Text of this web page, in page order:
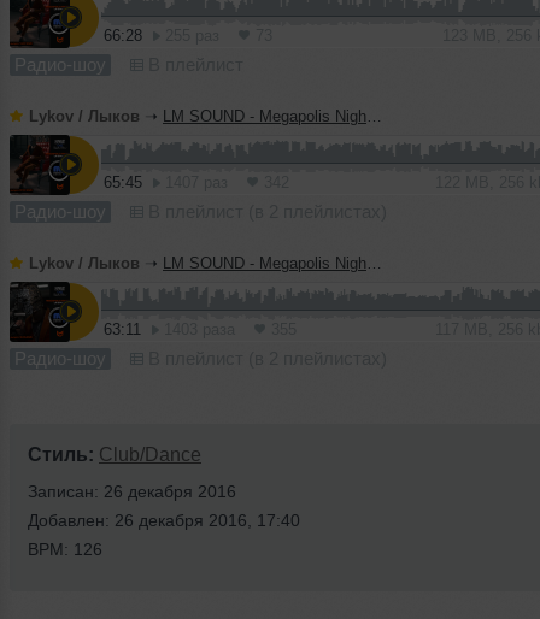
66:28
Радио-шоу
Lykov / Лыков ➝ LM SOUND - Megapolis Night 07.07.2026
65:45
Радио-шоу
Lykov / Лыков ➝ LM SOUND - Megapolis Night 30.06.2026
63:11
Радио-шоу
Стиль: Club/Dance
Записан: 26 декабря 2016
Добавлен: 26 декабря 2016, 17:40
BPM: 126